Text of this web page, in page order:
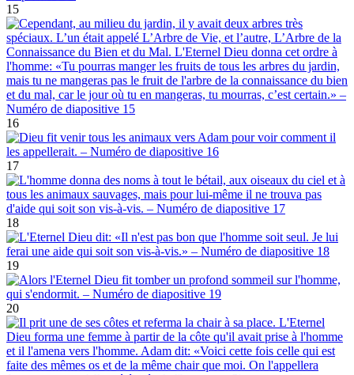
15
16
17
18
19
20